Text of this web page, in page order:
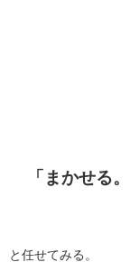
「まかせる。
と任せてみる。